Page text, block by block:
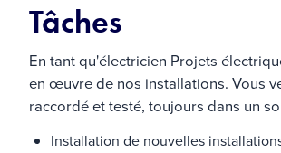
Tâches
En tant qu'électricien Projets
en œuvre de nos installations. Vous
raccordé et testé, toujours dans un
Installation de nouvelles